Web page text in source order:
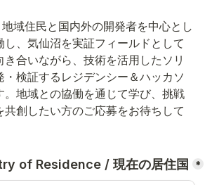
域住民と国内外の開発者を中心とし
し、気仙沼を実証フィールドとして
合いながら、技術を活用したソリ
・検証するレジデンシー＆ハッカソ
。地域との協働を通じて学び、挑戦
共創したい方のご応募をお待ちして
of Residence / 現在の居住国 *